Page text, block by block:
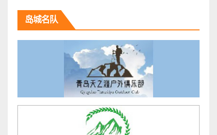
岛城名队